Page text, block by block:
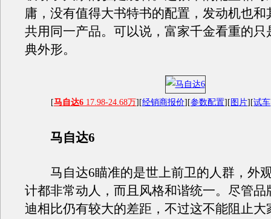
庸，没有值得大书特书的配置，发动机也和
共用同一产品。可以说，富家千金看重的只
典外形。
[马自达6 17.98-24.68万][经销商报价][参数配置][ 图片][试车
马自达6
马自达6瞄准的是世上前卫的人群，外
计都非常动人，而且风格和谐统一。尽管品
迪相比仍有较大的差距，不过这不能阻止大